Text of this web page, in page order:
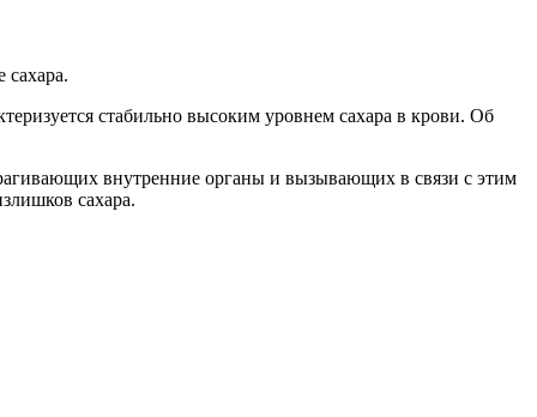
сахара.
стабильно высоким уровнем сахара в крови. Об
внутренние органы и вызывающих в связи с этим
сахара.